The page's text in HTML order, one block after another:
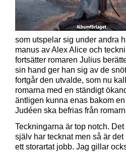
som utspelar sig under andra
manus av Alex Alice och
fortsätter romaren Julius
sin hand ger han sig av de
fortgår den utvalde, som nu
romarna med en ständigt
äntligen kunna enas bakom
Judéen ska befrias från
Teckningarna är top notch.
själv har tecknat men så är
ett storartat jobb. Jag gillar